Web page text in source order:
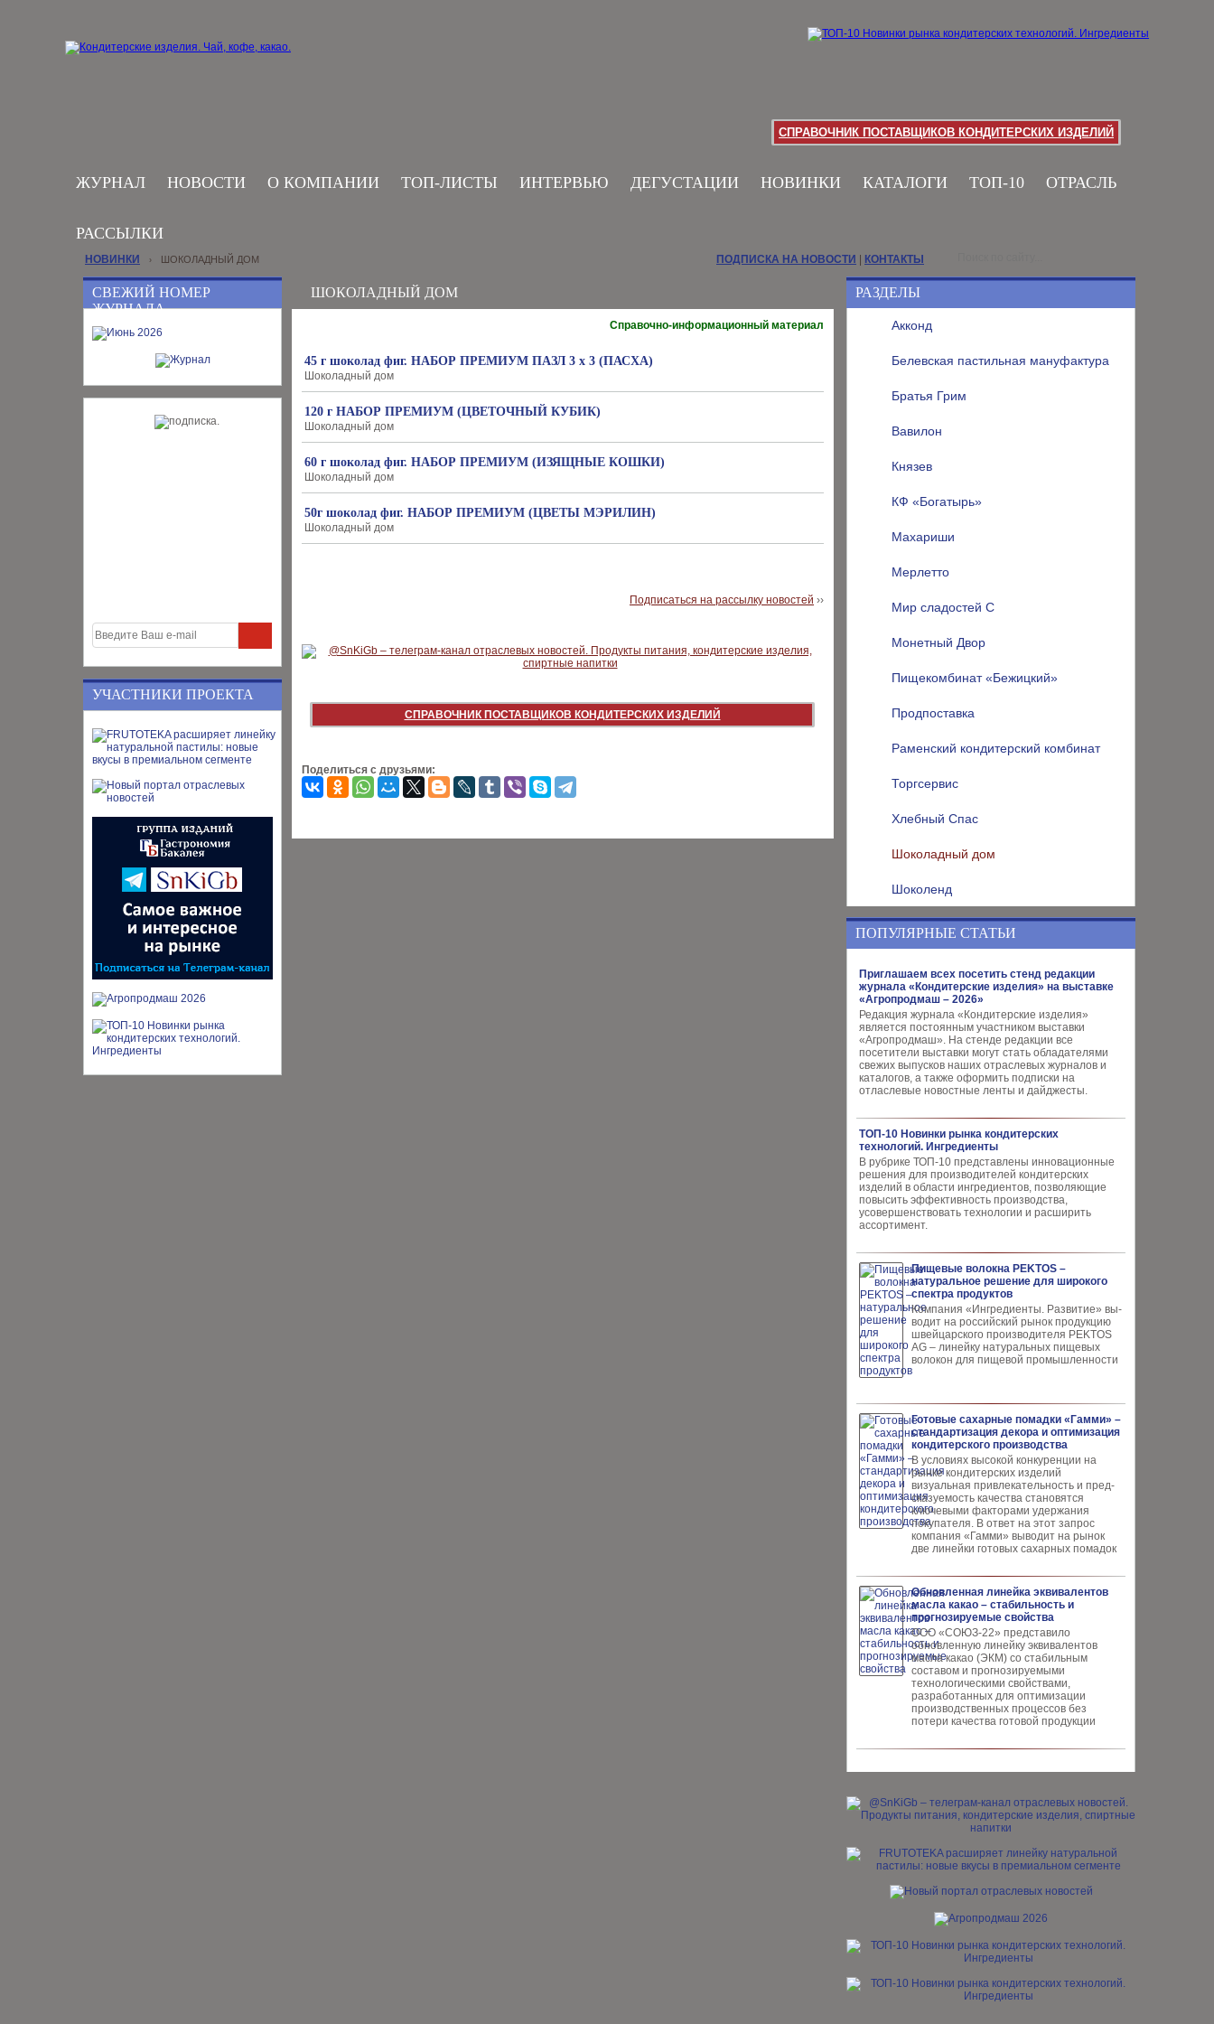
СПРАВОЧНИК ПОСТАВЩИКОВ КОНДИТЕРСКИХ ИЗДЕЛИЙ
ЖУРНАЛ НОВОСТИ О КОМПАНИИ ТОП-ЛИСТЫ ИНТЕРВЬЮ ДЕГУСТАЦИИ НОВИНКИ КАТАЛОГИ ТОП-10 ОТРАСЛЬ
РАССЫЛКИ
СВЕЖИЙ НОМЕР
ЖУРНАЛА
УЧАСТНИКИ ПРОЕКТА
РАЗДЕЛЫ
Акконд
Белевская пастильная мануфактура
Братья Грим
Вавилон
Князев
КФ «Богатырь»
Махариши
Мерлетто
Мир сладостей С
Монетный Двор
Пищекомбинат «Бежицкий»
Продпоставка
Раменский кондитерский комбинат
Торгсервис
Хлебный Спас
Шоколадный дом
Шоколенд
ПОПУЛЯРНЫЕ СТАТЬИ
Приглашаем всех посетить стенд редакции
журнала «Кондитерские изделия» на выставке
«Агропродмаш – 2026»
Редакция журнала «Кондитерские изделия»
является постоянным участником выставки
«Агропродмаш». На стенде редакции все
посетители выставки могут стать обладателями
свежих выпусков наших отраслевых журналов и
каталогов, а также оформить подписки на
отласлевые новостные ленты и дайджесты.
ТОП-10 Новинки рынка кондитерских
технологий. Ингредиенты
В рубрике ТОП-10 представлены инновационные
решения для производителей кондитерских
изделий в области ингредиентов, позволяющие
повысить эффективность производства,
усовершенствовать технологии и расширить
ассортимент.
Пищевые волокна PEKTOS –
натуральное решение для широкого
спектра продуктов
Компания «Ингредиенты. Развитие» вы­
водит на российский рынок продукцию
швей­царского производителя PEKTOS
AG – ли­нейку натуральных пищевых
волокон для пи­щевой промышленности
Готовые сахарные помадки «Гамми» –
стандартизация декора и оптимизация
кондитерского производства
В условиях высокой кон­куренции на
рынке конди­терских изделий
визуальная привлекательность и пред­
сказуемость качества ста­новятся
ключевыми факто­рами удержания
покупателя. В ответ на этот запрос
компания «Гамми» выводит на рынок
две линейки готовых сахарных помадок
Обновленная линейка эквивалентов
масла какао – стабильность и
прогнозируемые свойства
ООО «СОЮЗ-22» представило
обновлен­ную линейку эквивалентов
масла ка­као (ЭКМ) со стабильным
составом и прогнозируемыми
технологическими свойствами,
разработанных для опти­мизации
производственных процес­сов без
потери качества готовой про­дукции
НОВИНКИ › ШОКОЛАДНЫЙ ДОМ ПОДПИСКА НА НОВОСТИ КОНТАКТЫ
ШОКОЛАДНЫЙ ДОМ
Справочно-информационный материал
45 г шоколад фиг. НАБОР ПРЕМИУМ ПАЗЛ 3 x 3 (ПАСХА)
Шоколадный дом
120 г НАБОР ПРЕМИУМ (ЦВЕТОЧНЫЙ КУБИК)
Шоколадный дом
60 г шоколад фиг. НАБОР ПРЕМИУМ (ИЗЯЩНЫЕ КОШКИ)
Шоколадный дом
50г шоколад фиг. НАБОР ПРЕМИУМ (ЦВЕТЫ МЭРИЛИН)
Шоколадный дом
Подписаться на рассылку новостей ››
СПРАВОЧНИК ПОСТАВЩИКОВ КОНДИТЕРСКИХ ИЗДЕЛИЙ
Поделиться с друзьями: